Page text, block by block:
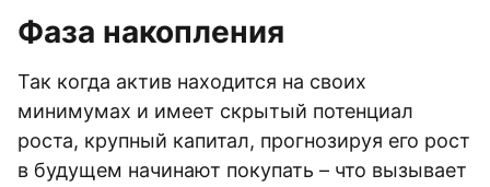
Фаза накопления
Так когда актив находится на своих
минимумах и имеет скрытый потенциал
роста, крупный капитал, прогнозируя его рост
в будущем начинают покупать – что вызывает